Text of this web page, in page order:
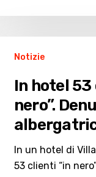
hotel
clienti
nero”.
albergatrice
Notizie
In hotel
nero”.
In un hotel di
53 clienti “in